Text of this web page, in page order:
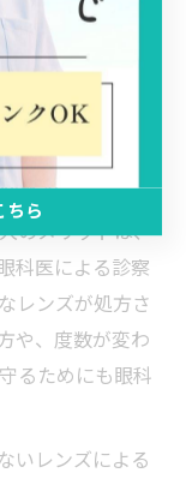
？安全性
解説
のメリットは、
科医による診察
レンズが処方さ
や、度数が変わ
るためにも眼科
いレンズによる
ちら
ら